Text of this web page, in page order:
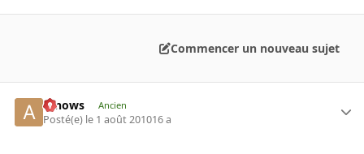
Commencer un nouveau sujet
arnows Ancien
Posté(e) le 1 août 201016 a